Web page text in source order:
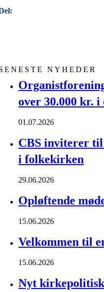
NYHEDER
over 30.000 kr.
01.07.2026
CBS inviterer til
i folkekirken
29.06.2026
Opløftende
15.06.2026
Velkommen til
15.06.2026
Nyt